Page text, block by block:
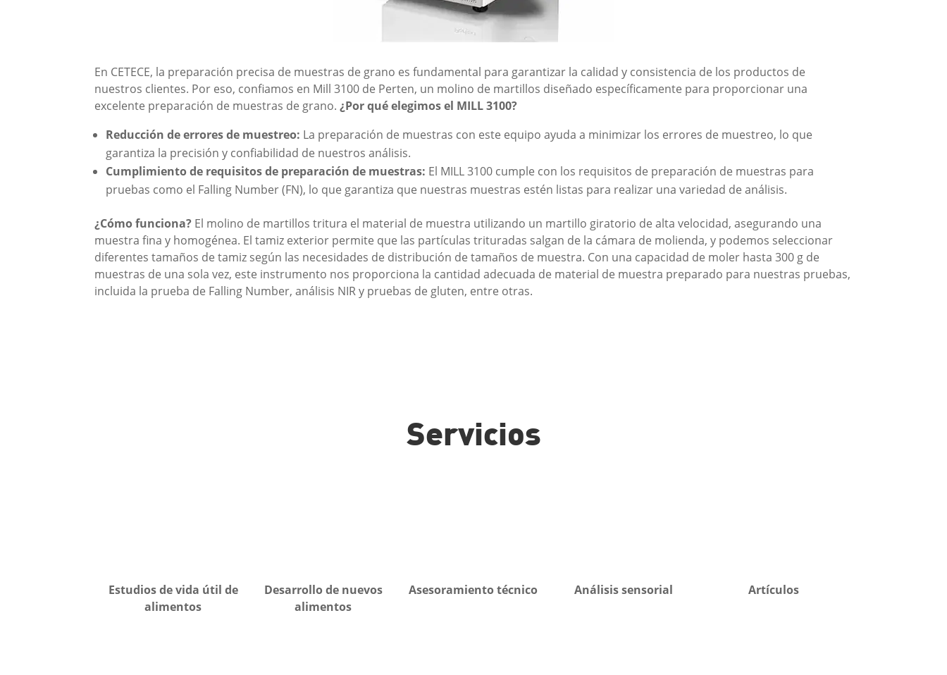
En CETECE, la preparación precisa de muestras de grano es fundamental para garantizar la calidad y consistencia de los productos de
nuestros clientes. Por eso, confiamos en Mill 3100 de Perten, un molino de martillos diseñado específicamente para proporcionar una
excelente preparación de muestras de grano.¿Por qué elegimos el MILL 3100?
Reducción de errores de muestreo: La preparación de muestras con este equipo ayuda a minimizar los errores de muestreo, lo que
garantiza la precisión y confiabilidad de nuestros análisis.
Cumplimiento de requisitos de preparación de muestras: El MILL 3100 cumple con los requisitos de preparación de muestras para
pruebas como el Falling Number (FN), lo que garantiza que nuestras muestras estén listas para realizar una variedad de análisis.
¿Cómo funciona? El molino de martillos tritura el material de muestra utilizando un martillo giratorio de alta velocidad, asegurando una
muestra fina y homogénea. El tamiz exterior permite que las partículas trituradas salgan de la cámara de molienda, y podemos seleccionar
diferentes tamaños de tamiz según las necesidades de distribución de tamaños de muestra. Con una capacidad de moler hasta 300 g de
muestras de una sola vez, este instrumento nos proporciona la cantidad adecuada de material de muestra preparado para nuestras pruebas,
incluida la prueba de Falling Number, análisis NIR y pruebas de gluten, entre otras.
Servicios
Estudios de vida útil de
alimentos
Desarrollo de nuevos
alimentos
Asesoramiento técnico Análisis sensorial Artículos